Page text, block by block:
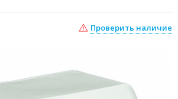
Проверить наличие